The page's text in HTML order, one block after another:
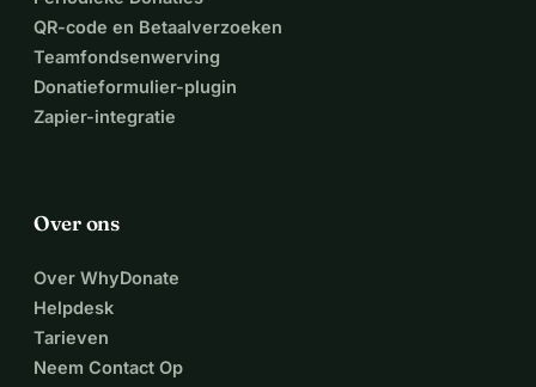
QR-code en Betaalverzoeken
Teamfondsenwerving
Donatieformulier-plugin
Zapier-integratie
Over ons
Over WhyDonate
Helpdesk
Tarieven
Neem Contact Op